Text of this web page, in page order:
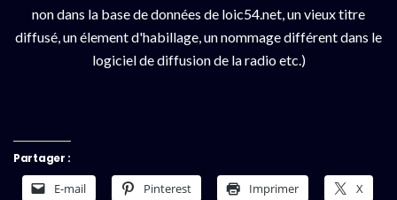
non dans la base de données de loic54.net, un vieux titre
diffusé, un élement d'habillage, un nommage différent dans le
logiciel de diffusion de la radio etc.)
Partager :
E-mail Pinterest Imprimer X